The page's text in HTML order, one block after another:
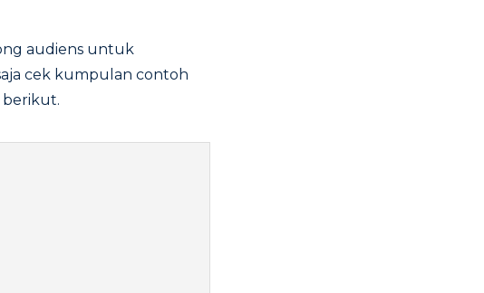
audiens untuk
cek kumpulan contoh
berikut.